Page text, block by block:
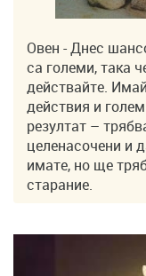
Овен - Днес
са големи, така
действайте.
действия и
резултат –
целенасочени и
имате, но ще
старание.